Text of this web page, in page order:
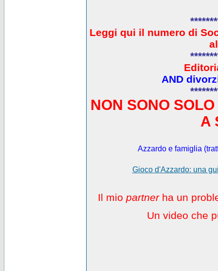
Leggi qui il numero di
AND
NON SONO
A
Azzardo e famiglia
Gioco d'Azzardo: una
Il mio partnerha un
Un video che